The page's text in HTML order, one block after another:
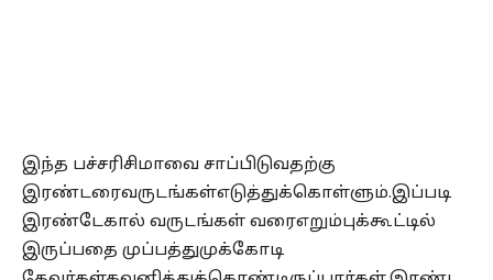
இந்த பச்சரிசிமாவை சாப்பிடுவதற்கு
இரண்டரைவருடங்கள்எடுத்துக்கொள்ளும்.இப்படி
இரண்டேகால் வருடங்கள் வரைஎறும்புக்கூட்டில்
இருப்பதை முப்பத்துமுக்கோடி